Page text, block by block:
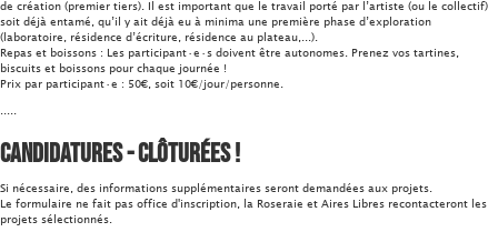
de création (premier tiers). Il est important que le travail porté par l’artiste (ou le collectif)
soit déjà entamé, qu’il y ait déjà eu à minima une première phase d’exploration
(laboratoire, résidence d’écriture, résidence au plateau,...).
Repas et boissons : Les participant·e·s doivent être autonomes. Prenez vos tartines,
biscuits et boissons pour chaque journée !
Prix par participant·e : 50€, soit 10€/jour/personne.
.....
CANDIDATURES - Clôturées !
Si nécessaire, des informations supplémentaires seront demandées aux projets.
Le formulaire ne fait pas office d'inscription, la Roseraie et Aires Libres recontacteront les
projets sélectionnés.